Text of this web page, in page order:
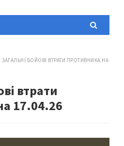
ЗАГАЛЬНІ БОЙОВІ ВТРАТИ ПРОТИВНИКА НА
втрати
17.04.26